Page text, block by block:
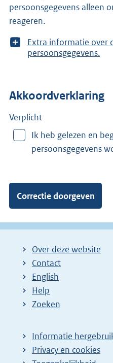
persoonsgegevens alleen
reageren.
T
o
e
r
n
Extra informatie over de verwerking
persoonsgegevens.
Akkoordverklaring
Verplicht
Ik heb gelezen en
persoonsgegevens
Over deze website
Contact
English
Help
Zoeken
Informatie
Privacy en cookies